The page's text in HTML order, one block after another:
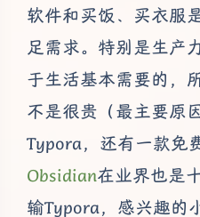
软件和买饭、买衣服
足需求。特别是生产
于生活基本需要的，
不是很贵（最主要原
Typora，还有一款免
Obsidian在业界也是
输Typora，感兴趣的